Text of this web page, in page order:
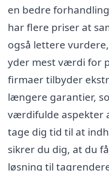
en bedre
har flere priser at
også lettere
yder mest værdi for
firmaer tilbyder
længere garantier,
værdifulde aspekter
tage dig tid til at
sikrer du dig, at du
løsning til